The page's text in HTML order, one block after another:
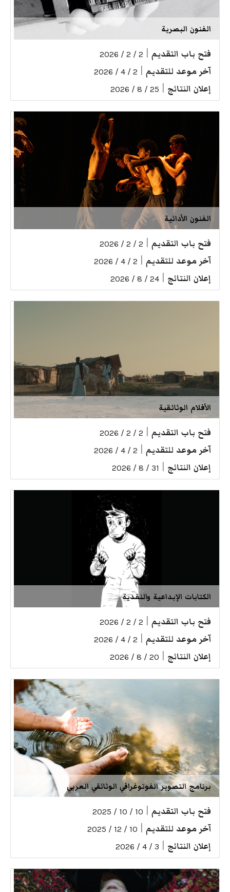
الفنون البصرية
فتح باب التقديم 2 / 2 / 2026
آخر موعد للتقديم 2 / 4 / 2026
إعلان النتائج 25 / 8 / 2026
الفنون الأدائية
فتح باب التقديم 2 / 2 / 2026
آخر موعد للتقديم 2 / 4 / 2026
إعلان النتائج 24 / 8 / 2026
الأفلام الوثائقية
فتح باب التقديم 2 / 2 / 2026
آخر موعد للتقديم 2 / 4 / 2026
إعلان النتائج 31 / 8 / 2026
الكتابات الإبداعية والنقدية
فتح باب التقديم 2 / 2 / 2026
آخر موعد للتقديم 2 / 4 / 2026
إعلان النتائج 20 / 8 / 2026
برنامج التصوير الفوتوغرافي الوثائقي العربي
فتح باب التقديم 10 / 10 / 2025
آخر موعد للتقديم 10 / 12 / 2025
إعلان النتائج 3 / 4 / 2026